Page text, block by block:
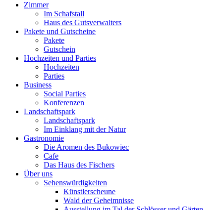
Zimmer
Im Schafstall
Haus des Gutsverwalters
Pakete und Gutscheine
Pakete
Gutschein
Hochzeiten und Parties
Hochzeiten
Parties
Business
Social Parties
Konferenzen
Landschaftspark
Landschaftspark
Im Einklang mit der Natur
Gastronomie
Die Aromen des Bukowiec
Cafe
Das Haus des Fischers
Über uns
Sehenswürdigkeiten
Künstlerscheune
Wald der Geheimnisse